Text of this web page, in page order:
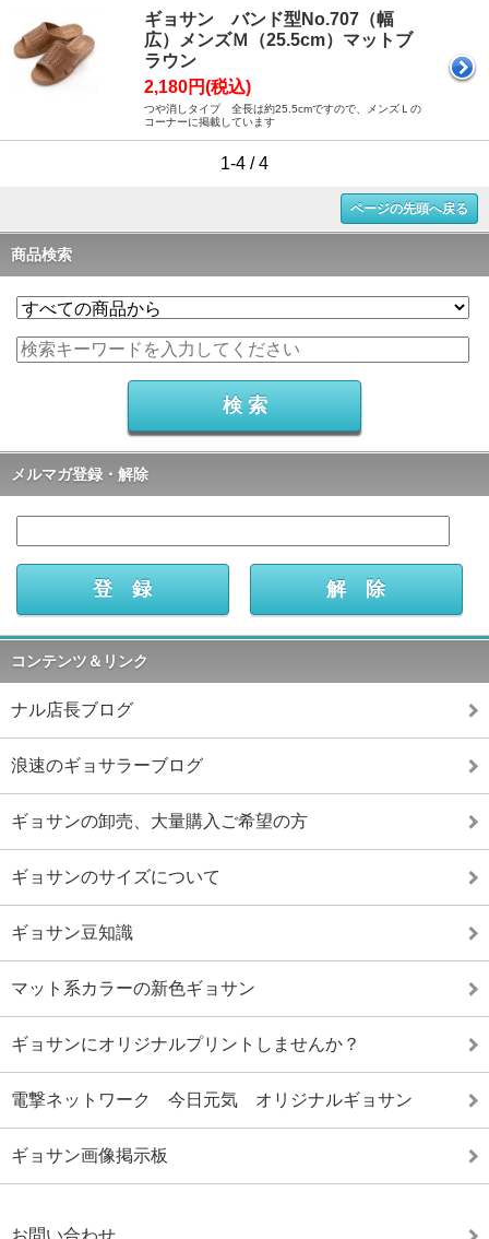
ギョサン バンド型No.707（幅
広）メンズＭ（25.5cm）マットブ
ラウン
2,180円(税込)
つや消しタイプ 全長は約25.5cmですので、メンズＬの
コーナーに掲載しています
1-4 / 4
ページの先頭へ戻る
商品検索
メルマガ登録・解除
コンテンツ＆リンク
ナル店長ブログ
浪速のギョサラーブログ
ギョサンの卸売、大量購入ご希望の方
ギョサンのサイズについて
ギョサン豆知識
マット系カラーの新色ギョサン
ギョサンにオリジナルプリントしませんか？
電撃ネットワーク 今日元気 オリジナルギョサン
ギョサン画像掲示板
お問い合わせ